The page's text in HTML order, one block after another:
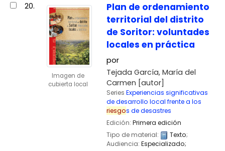
20.
Imagen de
cubierta local
Plan de ordenamiento
territorial del distrito
de Soritor: voluntades
locales en práctica
por
Tejada García, María del
Carmen [autor]
Series Experiencias significativas
de desarrollo local frente a los
riesgos de desastres
Edición: Primera edición
Tipo de material:
Texto;
Audiencia: Especializado;